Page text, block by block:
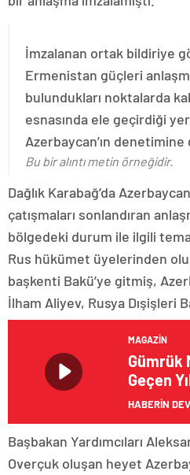
İmzalanan ortak bildiriye
Ermenistan güçleri
bulundukları noktalarda
esnasında ele geçirdiği
Azerbaycan’ın denetimine
Bu bir alıntı metin örneğidir.
Dağlık Karabağ’da
çatışmaları sonlandıran
bölgedeki durum ile ilgili
Rus hükümet üyelerinden
başkenti Bakü’ye gitmiş,
İlham Aliyev, Rusya Dışişleri
MAGAZIN
Gümrük
Geçen
HABERİN
Başbakan Yardımcıları
Overçuk oluşan heyet